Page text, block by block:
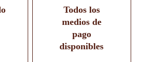
Todos los
medios de
pago
disponibles